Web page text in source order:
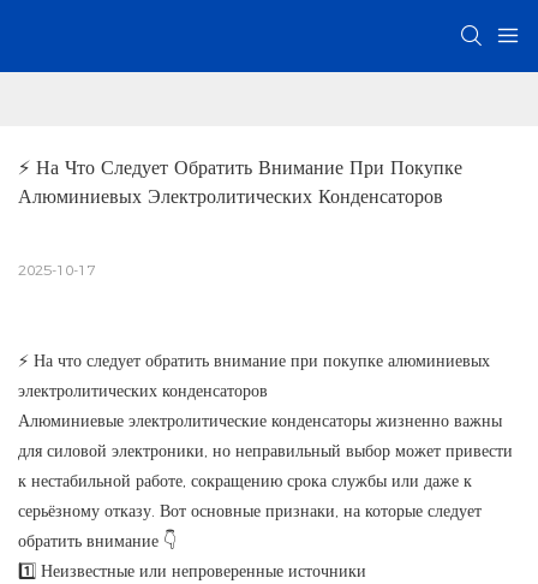
⚡ На Что Следует Обратить Внимание При Покупке
Алюминиевых Электролитических Конденсаторов
2025-10-17
⚡ На что следует обратить внимание при покупке алюминиевых
электролитических конденсаторов
Алюминиевые электролитические конденсаторы жизненно важны
для силовой электроники, но неправильный выбор может привести
к нестабильной работе, сокращению срока службы или даже к
серьёзному отказу. Вот основные признаки, на которые следует
обратить внимание 👇
1️⃣ Неизвестные или непроверенные источники